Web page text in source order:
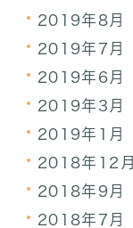
2019年8月
2019年7月
2019年6月
2019年3月
2019年1月
2018年12月
2018年9月
2018年7月